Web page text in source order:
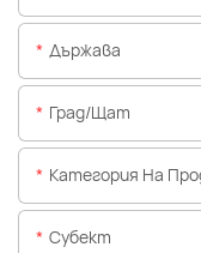
Държава
Град/щат
Категория На
Субект